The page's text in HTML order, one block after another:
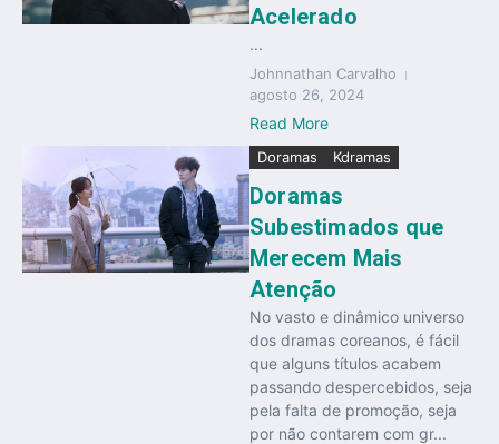
Acelerado
...
Johnnathan Carvalho
agosto 26, 2024
Read More
Doramas Kdramas
Doramas
Subestimados que
Merecem Mais
Atenção
No vasto e dinâmico universo
dos dramas coreanos, é fácil
que alguns títulos acabem
passando despercebidos, seja
pela falta de promoção, seja
por não contarem com gr...